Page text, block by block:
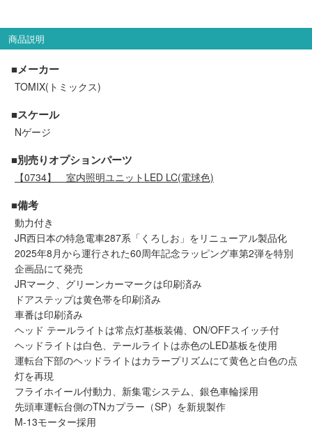
走行エリア別 鉄道模型車両リスト
北海道・東北
中部
お役立ち情報
鉄道模型の情報 商品レビュー
メルマガ登録
ご注文方法
商品説明
■メーカー
TOMIX(トミックス)
■スケール
Nゲージ
■別売りオプションパーツ
【0734】 室内照明ユニットLED LC(電球色)
■備考
動力付き
JR西日本の特急電車287系「くろしお」をリニューアル製品化
2025年8月から運行された60周年記念ラッピング車第2弾を特別
企画品にて発売
JRマーク、グリーンカーマークは印刷済み
ドアステップは黄色帯を印刷済み
車番は印刷済み
ヘッド テールライトは常点灯基板装備、ON/OFFスイッチ付
ヘッドライトは白色、テールライトは赤色のLED基板を使用
運転台下部のヘッドライトはカラープリズムにて黄色と白色の点
灯を再現
フライホイール付動力、新集電システム、銀色車輪採用
先頭車運転台側のTNカプラー（SP）を新規製作
M-13モーター採用